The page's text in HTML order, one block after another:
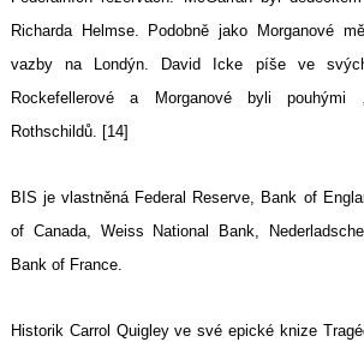
Richarda Helmse. Podobně jako Morganové
vazby na Londýn. David Icke píše ve
Rockefellerové a Morganové byli pouhými
Rothschildů. [14]
BIS je vlastněná Federal Reserve, Bank of
of Canada, Weiss National Bank,
Bank of France.
Historik Carrol Quigley ve své epické knize